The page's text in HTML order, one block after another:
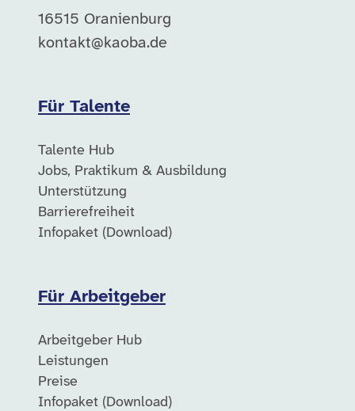
16515 Oranienburg
kontakt@kaoba.de
Für Talente
Talente Hub
Jobs, Praktikum & Ausbildung
Unterstützung
Barrierefreiheit
Infopaket (Download)
Für Arbeitgeber
Arbeitgeber Hub
Leistungen
Preise
Infopaket (Download)